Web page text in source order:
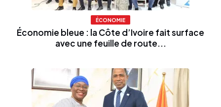
ÉCONOMIE
Économie bleue : la Côte d’Ivoire fait surface
avec une feuille de route...